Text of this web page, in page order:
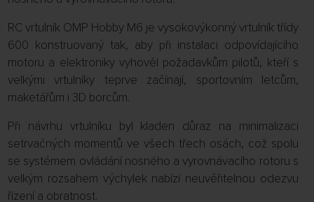
RC vrtulník OMP Hobby M6 je vysokovýkonný vrtulník třídy
600 konstruovaný tak, aby při instalaci odpovídajícího
motoru a elektroniky vyhověl požadavkům pilotů, kteří s
velkými vrtulníky teprve začínají, sportovním letcům,
maketářům i 3D borcům.
Při návrhu vrtulníku byl kladen důraz na minimalizaci
setrvačných momentů ve všech třech osách, což spolu
se systémem ovládání nosného a vyrovnávacího rotoru s
velkým rozsahem výchylek nabízí neuvěřitelnou odezvu
řízení a obratnost.